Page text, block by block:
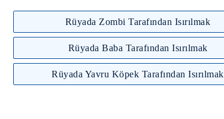
Rüyada Zombi Tarafından Isırılmak
Rüyada Baba Tarafından Isırılmak
Rüyada Yavru Köpek Tarafından Isırılmak